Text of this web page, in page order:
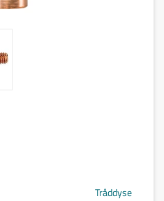
Tråddyse